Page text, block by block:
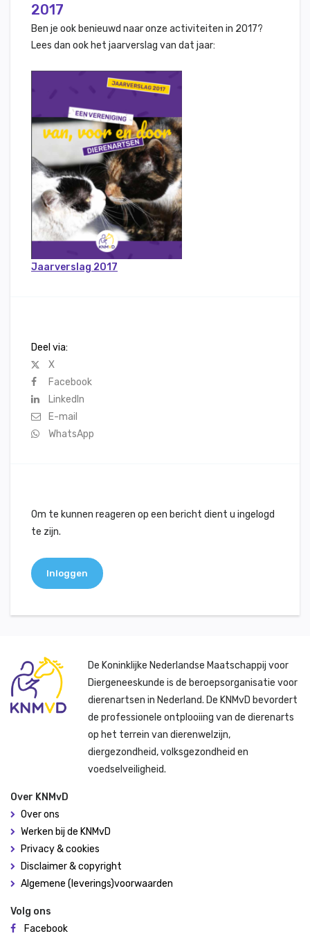
2017
Ben je ook benieuwd naar onze activiteiten in 2017?
Lees dan ook het jaarverslag van dat jaar:
Jaarverslag 2017
Deel via:
X
Facebook
LinkedIn
E-mail
WhatsApp
Om te kunnen reageren op een bericht dient u ingelogd
te zijn.
Inloggen
De Koninklijke Nederlandse Maatschappij voor
Diergeneeskunde is de beroepsorganisatie voor
dierenartsen in Nederland. De KNMvD bevordert
de professionele ontplooiing van de dierenarts
op het terrein van dierenwelzijn,
diergezondheid, volksgezondheid en
voedselveiligheid.
Over KNMvD
Over ons
Werken bij de KNMvD
Privacy & cookies
Disclaimer & copyright
Algemene (leverings)voorwaarden
Volg ons
Facebook